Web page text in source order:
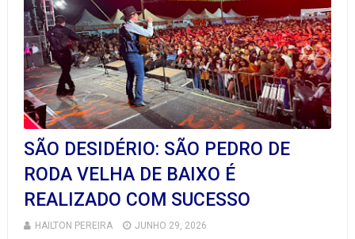
SÃO DESIDÉRIO: SÃO PEDRO DE
RODA VELHA DE BAIXO É
REALIZADO COM SUCESSO
HAILTON PEREIRA JUNHO 29, 2026